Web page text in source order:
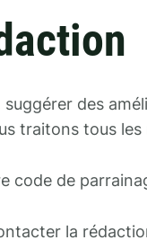
des
traitons tous les
code de
la